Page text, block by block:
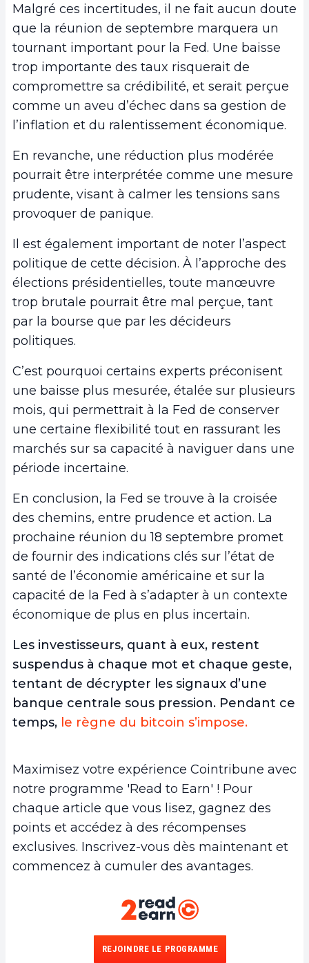
Malgré ces incertitudes, il ne fait aucun doute
que la réunion de septembre marquera un
tournant important pour la Fed. Une baisse
trop importante des taux risquerait de
compromettre sa crédibilité, et serait perçue
comme un aveu d’échec dans sa gestion de
l’inflation et du ralentissement économique.
En revanche, une réduction plus modérée
pourrait être interprétée comme une mesure
prudente, visant à calmer les tensions sans
provoquer de panique.
Il est également important de noter l’aspect
politique de cette décision. À l’approche des
élections présidentielles, toute manœuvre
trop brutale pourrait être mal perçue, tant
par la bourse que par les décideurs
politiques.
C’est pourquoi certains experts préconisent
une baisse plus mesurée, étalée sur plusieurs
mois, qui permettrait à la Fed de conserver
une certaine flexibilité tout en rassurant les
marchés sur sa capacité à naviguer dans une
période incertaine.
En conclusion, la Fed se trouve à la croisée
des chemins, entre prudence et action. La
prochaine réunion du 18 septembre promet
de fournir des indications clés sur l’état de
santé de l’économie américaine et sur la
capacité de la Fed à s’adapter à un contexte
économique de plus en plus incertain.
Les investisseurs, quant à eux, restent
suspendus à chaque mot et chaque geste,
tentant de décrypter les signaux d’une
banque centrale sous pression. Pendant ce
temps, le règne du bitcoin s’impose.
Maximisez votre expérience Cointribune avec
notre programme 'Read to Earn' ! Pour
chaque article que vous lisez, gagnez des
points et accédez à des récompenses
exclusives. Inscrivez-vous dès maintenant et
commencez à cumuler des avantages.
REJOINDRE LE PROGRAMME